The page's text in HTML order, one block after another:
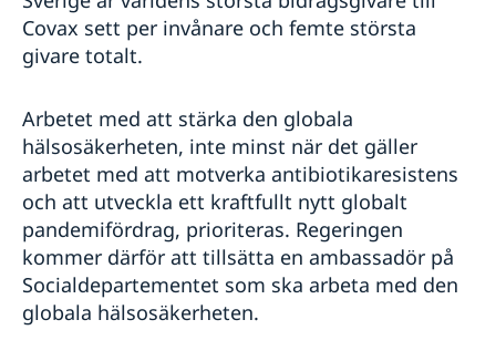
Covax sett per invånare och femte största
givare totalt.
Arbetet med att stärka den globala
hälsosäkerheten, inte minst när det gäller
arbetet med att motverka antibiotikaresistens
och att utveckla ett kraftfullt nytt globalt
pandemifördrag, prioriteras. Regeringen
kommer därför att tillsätta en ambassadör på
Socialdepartementet som ska arbeta med den
globala hälsosäkerheten.